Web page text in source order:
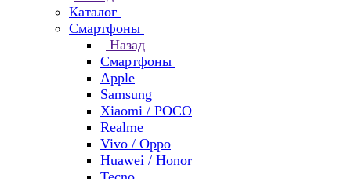
Каталог
Смартфоны
Назад
Смартфоны
Apple
Samsung
Xiaomi / POCO
Realme
Vivo / Oppo
Huawei / Honor